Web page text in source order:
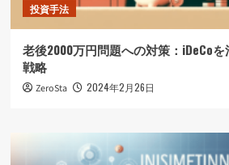
投資手法
老後2000万円問題への対策：iDeCo
戦略
ZeroSta 2024年2月26日